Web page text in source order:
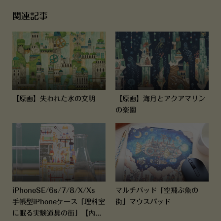
関連記事
【原画】失われた水の文明
【原画】海月とアクアマリン
の楽園
iPhoneSE/6s/7/8/X/Xs
手帳型iPhoneケース「理科室
に眠る実験道具の街」【内...
マルチパッド「空飛ぶ魚の
街」マウスパッド